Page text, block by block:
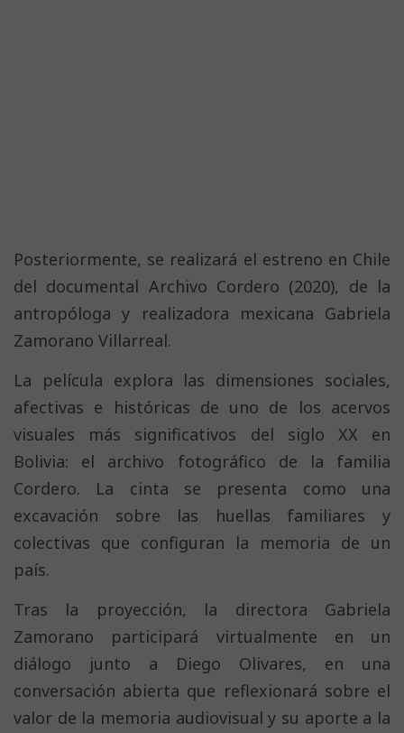
Posteriormente, se realizará el estreno en Chile
del documental Archivo Cordero (2020), de la
antropóloga y realizadora mexicana Gabriela
Zamorano Villarreal.
La película explora las dimensiones sociales,
afectivas e históricas de uno de los acervos
visuales más significativos del siglo XX en
Bolivia: el archivo fotográfico de la familia
Cordero. La cinta se presenta como una
excavación sobre las huellas familiares y
colectivas que configuran la memoria de un
país.
Tras la proyección, la directora Gabriela
Zamorano participará virtualmente en un
diálogo junto a Diego Olivares, en una
conversación abierta que reflexionará sobre el
valor de la memoria audiovisual y su aporte a la